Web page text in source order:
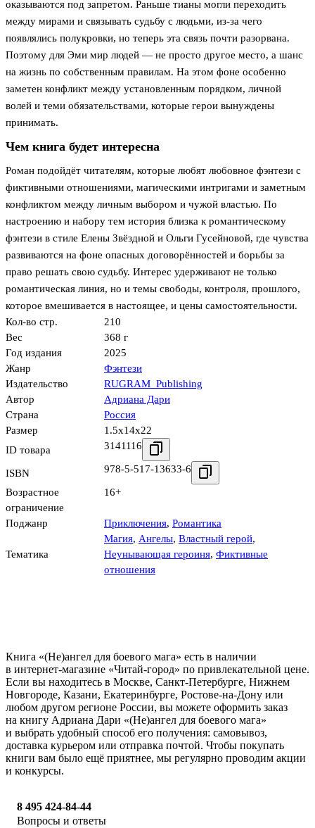
оказываются под запретом. Раньше тианы могли переходить
между мирами и связывать судьбу с людьми, из-за чего
появлялись полукровки, но теперь эта связь почти разорвана.
Поэтому для Эми мир людей — не просто другое место, а шанс
на жизнь по собственным правилам. На этом фоне особенно
заметен конфликт между установленным порядком, личной
волей и теми обязательствами, которые герои вынуждены
принимать.
Чем книга будет интересна
Роман подойдёт читателям, которые любят любовное фэнтези с
фиктивными отношениями, магическими интригами и заметным
конфликтом между личным выбором и чужой властью. По
настроению и набору тем история близка к романтическому
фэнтези в стиле Елены Звёздной и Ольги Гусейновой, где чувства
развиваются на фоне опасных договорённостей и борьбы за
право решать свою судьбу. Интерес удерживают не только
романтическая линия, но и темы свободы, контроля, прошлого,
которое вмешивается в настоящее, и цены самостоятельности.
Кол-во стр.
210
Вес
368 г
Год издания
2025
Жанр
Фэнтези
Издательство
RUGRAM_Publishing
Автор
Адриана Дари
Страна
Россия
Размер
1.5x14x22
ID товара
3141116
ISBN 978-5-517-13633-6
Возрастное
ограничение
16+
Поджанр Приключения, Романтика
Тематика
Магия, Ангелы, Властный герой,
Неунывающая героиня, Фиктивные
отношения
Книга «(Не)ангел для боевого мага» есть в наличии
в интернет-магазине «Читай-город» по привлекательной цене.
Если вы находитесь в Москве, Санкт-Петербурге, Нижнем
Новгороде, Казани, Екатеринбурге, Ростове-на-Дону или
любом другом регионе России, вы можете оформить заказ
на книгу Адриана Дари «(Не)ангел для боевого мага»
и выбрать удобный способ его получения: самовывоз,
доставка курьером или отправка почтой. Чтобы покупать
книги вам было ещё приятнее, мы регулярно проводим акции
и конкурсы.
8 495 424-84-44
Вопросы и ответы